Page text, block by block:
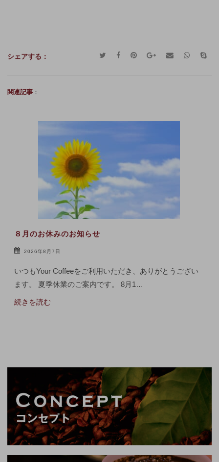
シェアする：
関連記事
８月のお休みのお知らせ
2026年8月7日
いつもYour Coffeeをご利用いただき、ありがとうござい
ます。 夏季休業のご案内です。 8月1…
続きを読む